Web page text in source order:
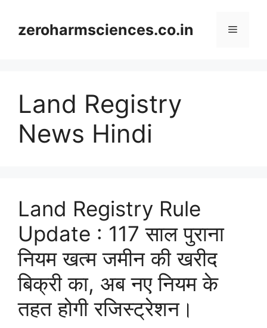
contentzeroharmsciences.co.in Menu
Land Registry
News Hindi
Land Registry Rule
Update : 117 साल पुराना
नियम खत्म जमीन की खरीद
बिक्री का, अब नए नियम के
तहत होगी रजिस्ट्रेशन।